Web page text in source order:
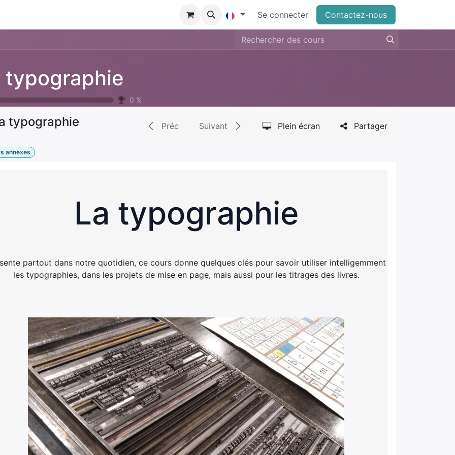
Se connecter Contactez-nous
typographie
0 %
typographie Préc Suivant Plein écran Partager
annexes
La typographie
partout dans notre quotidien, ce cours donne quelques clés pour savoir utiliser intelligemment
les typographies, dans les projets de mise en page, mais aussi pour les titrages des livres.